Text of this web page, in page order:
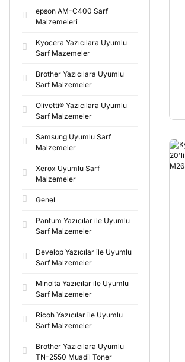
epson AM-C400 Sarf
Malzemeleri
Kyocera Yazıcılara Uyumlu
Sarf Mazemeler
Brother Yazıcılara Uyumlu
Sarf Malzemeler
Olivetti® Yazıcılara Uyumlu
Sarf Malzemeler
Samsung Uyumlu Sarf
Malzemeler
Xerox Uyumlu Sarf
Malzemeler
Genel
Pantum Yazıcılar ile Uyumlu
Sarf Malzemeler
Develop Yazıcılar ile Uyumlu
Sarf Malzemeler
Minolta Yazıcılar ile Uyumlu
Sarf Malzemeler
Ricoh Yazıcılar ile Uyumlu
Sarf Malzemeler
Brother Yazıcılara Uyumlu
TN-2550 Muadil Toner